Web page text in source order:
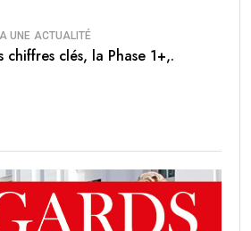
UNE ACTUALITÉ
chiffres clés, la Phase 1+,.